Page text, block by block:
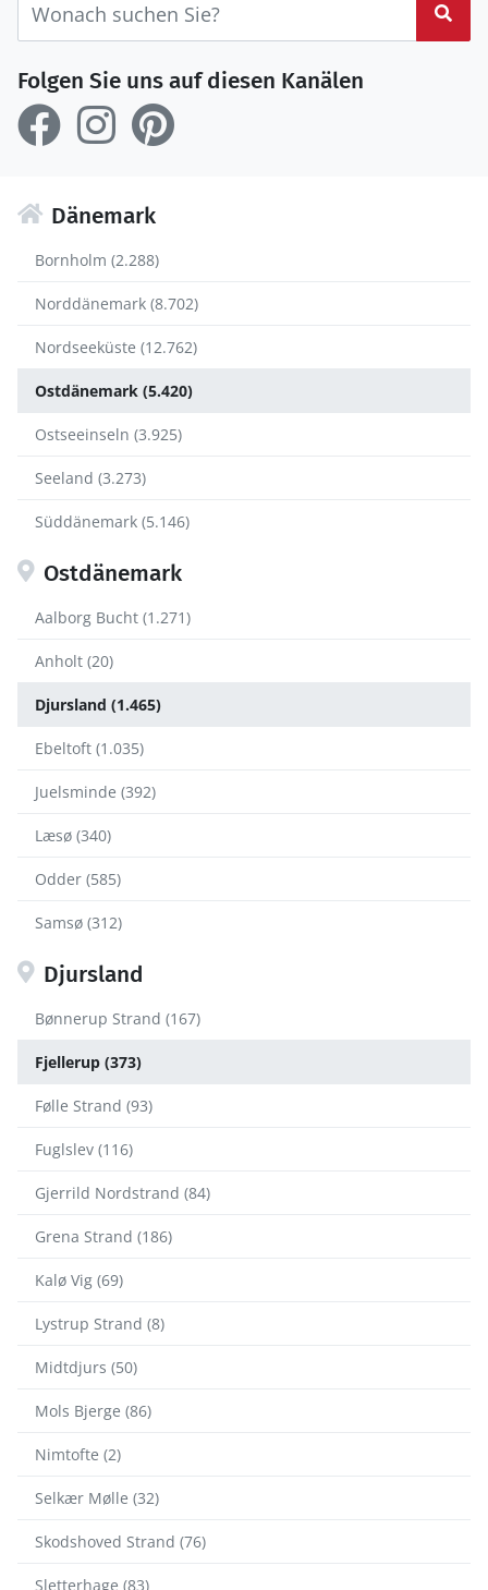
Folgen Sie uns auf diesen Kanälen
Dänemark
Bornholm (2.288)
Norddänemark (8.702)
Nordseeküste (12.762)
Ostdänemark (5.420)
Ostseeinseln (3.925)
Seeland (3.273)
Süddänemark (5.146)
Ostdänemark
Aalborg Bucht (1.271)
Anholt (20)
Djursland (1.465)
Ebeltoft (1.035)
Juelsminde (392)
Læsø (340)
Odder (585)
Samsø (312)
Djursland
Bønnerup Strand (167)
Fjellerup (373)
Følle Strand (93)
Fuglslev (116)
Gjerrild Nordstrand (84)
Grena Strand (186)
Kalø Vig (69)
Lystrup Strand (8)
Midtdjurs (50)
Mols Bjerge (86)
Nimtofte (2)
Selkær Mølle (32)
Skodshoved Strand (76)
Sletterhage (83)